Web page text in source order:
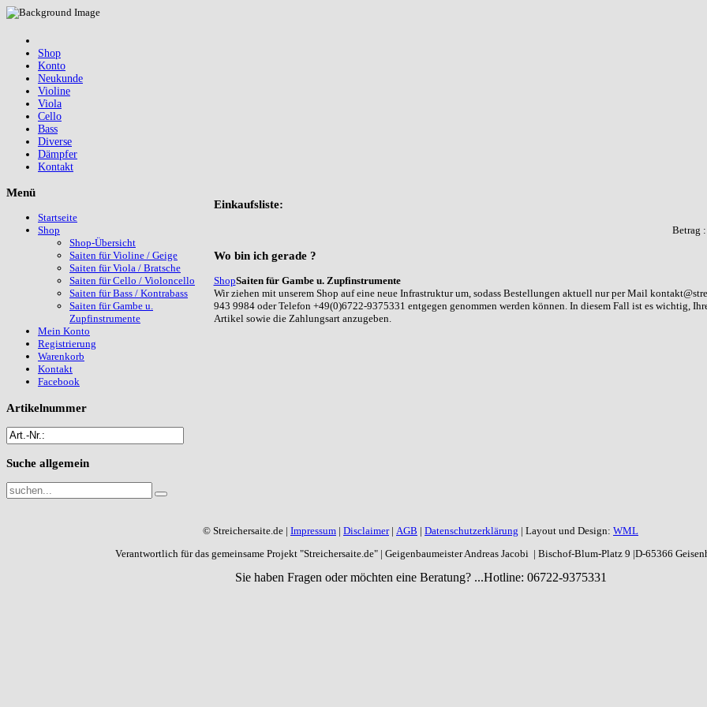
Shop
Konto
Neukunde
Violine
Viola
Cello
Bass
Diverse
Dämpfer
Kontakt
Einkaufsliste:
Betrag :
Wo bin ich gerade ?
ShopSaiten für Gambe u. Zupfinstrumente
Wir ziehen mit unserem Shop auf eine neue Infrastruktur um, sodass Bestellungen aktuell nur per Mail
943 9984 oder Telefon +49(0)6722-9375331 entgegen genommen werden können. In diesem Fall ist es wichtig,
Artikel sowie die Zahlungsart anzugeben.
Menü
Startseite
Shop
Shop-Übersicht
Saiten für Violine / Geige
Saiten für Viola / Bratsche
Saiten für Cello / Violoncello
Saiten für Bass / Kontrabass
Saiten für Gambe u.
Zupfinstrumente
Mein Konto
Registrierung
Warenkorb
Kontakt
Facebook
Artikelnummer
Suche allgemein
© Streichersaite.de | Impressum | Disclaimer| AGB | Datenschutzerklärung | Layout und Design: WML
Verantwortlich für das gemeinsame Projekt "Streichersaite.de" | Geigenbaumeister Andreas Jacobi | Bischof-Blum-Platz 9 |D-65366
Sie haben Fragen oder möchten eine Beratung? ...Hotline: 06722-9375331